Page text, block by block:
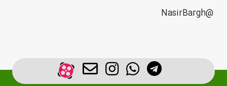
@NasirBargh